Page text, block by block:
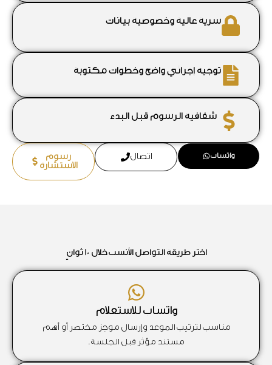
سرية عالية وخصوصية بيانات
توجيه إجرائي واضح وخطوات مكتوبة
شفافية الرسوم قبل البدء
واتساب اتصال
رسوم
الاستشارة
اختر طريقة التواصل الأنسب خلال 10 ثوانٍ
واتساب للاستعلام
مناسب لترتيب الموعد وإرسال موجز مختصر أو أهم
مستند مؤثر قبل الجلسة.